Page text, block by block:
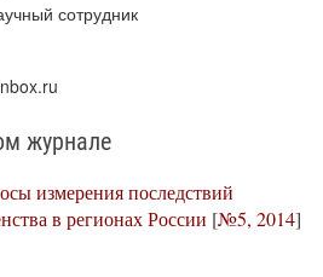
сотрудник
журнале
измерения последствий
в регионах России [№5, 2014]